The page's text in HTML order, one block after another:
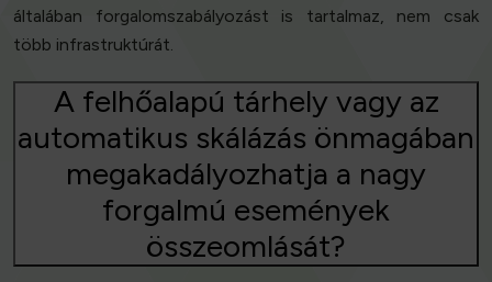
általában forgalomszabályozást is tartalmaz, nem csak
több infrastruktúrát.
A felhőalapú tárhely vagy az
automatikus skálázás önmagában
megakadályozhatja a nagy
forgalmú események
összeomlását?